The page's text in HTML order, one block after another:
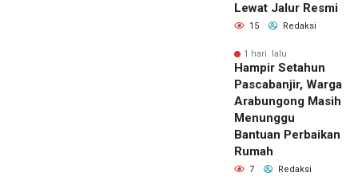
Lewat Jalur Resmi
15 Redaksi
1 hari lalu
Hampir Setahun
Pascabanjir, Warga
Arabungong Masih
Menunggu
Bantuan Perbaikan
Rumah
7 Redaksi